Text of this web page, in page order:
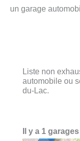
un garage
Liste non
automobile ou
du-Lac.
Il y a 1